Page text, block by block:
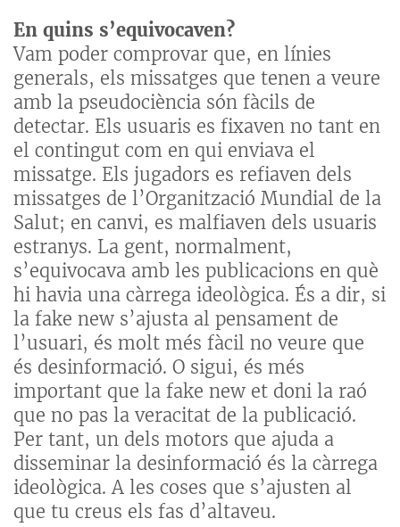
En quins s’equivocaven?
Vam poder comprovar que, en línies
generals, els missatges que tenen a veure
amb la pseudociència són fàcils de
detectar. Els usuaris es fixaven no tant en
el contingut com en qui enviava el
missatge. Els jugadors es refiaven dels
missatges de l’Organització Mundial de la
Salut; en canvi, es malfiaven dels usuaris
estranys. La gent, normalment,
s’equivocava amb les publicacions en què
hi havia una càrrega ideològica. És a dir, si
la fake new s’ajusta al pensament de
l’usuari, és molt més fàcil no veure que
és desinformació. O sigui, és més
important que la fake new et doni la raó
que no pas la veracitat de la publicació.
Per tant, un dels motors que ajuda a
disseminar la desinformació és la càrrega
ideològica. A les coses que s’ajusten al
que tu creus els fas d’altaveu.